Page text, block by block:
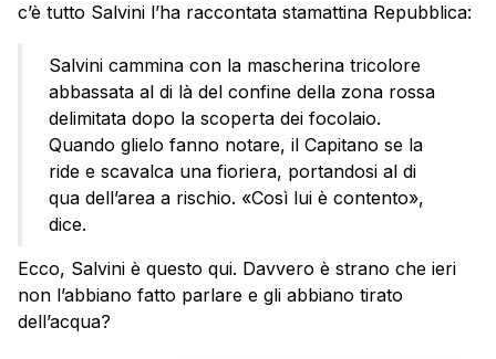
c’è tutto Salvini l’ha raccontata stamattina Repubblica:
Salvini cammina con la mascherina tricolore
abbassata al di là del confine della zona rossa
delimitata dopo la scoperta dei focolaio.
Quando glielo fanno notare, il Capitano se la
ride e scavalca una fioriera, portandosi al di
qua dell’area a rischio. «Così lui è contento»,
dice.
Ecco, Salvini è questo qui. Davvero è strano che ieri
non l’abbiano fatto parlare e gli abbiano tirato
dell’acqua?